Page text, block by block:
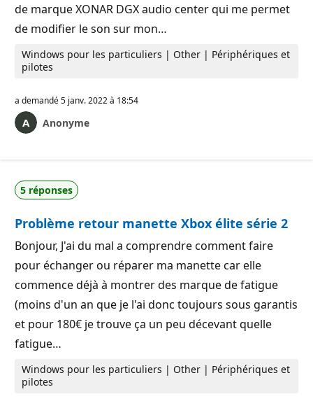
de marque XONAR DGX audio center qui me permet
de modifier le son sur mon…
Windows pour les particuliers | Other | Périphériques et
pilotes
a demandé5 janv. 2022 à 18:54
Anonyme
5 réponses
Problème retour manette Xbox élite série 2
Bonjour, J'ai du mal a comprendre comment faire
pour échanger ou réparer ma manette car elle
commence déjà à montrer des marque de fatigue
(moins d'un an que je l'ai donc toujours sous garantis
et pour 180€ je trouve ça un peu décevant quelle
fatigue…
Windows pour les particuliers | Other | Périphériques et
pilotes